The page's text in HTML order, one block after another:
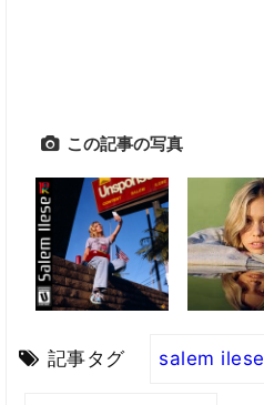
この記事の写真
記事タグ salem ilese